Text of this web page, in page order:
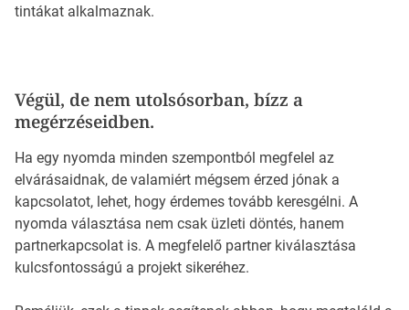
tintákat alkalmaznak.
Végül, de nem utolsósorban, bízz a
megérzéseidben.
Ha egy nyomda minden szempontból megfelel az
elvárásaidnak, de valamiért mégsem érzed jónak a
kapcsolatot, lehet, hogy érdemes tovább keresgélni. A
nyomda választása nem csak üzleti döntés, hanem
partnerkapcsolat is. A megfelelő partner kiválasztása
kulcsfontosságú a projekt sikeréhez.